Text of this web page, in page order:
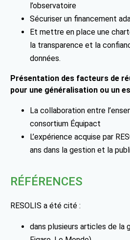
l’observatoire
Sécuriser un financement
Et mettre en place une
la transparence et la
données.
Présentation des facteurs de
pour une généralisation ou un
La collaboration entre
consortium Équipact
L’expérience acquise par
ans dans la gestion et la
RÉFÉRENCES
RESOLIS a été cité :
dans plusieurs articles de la